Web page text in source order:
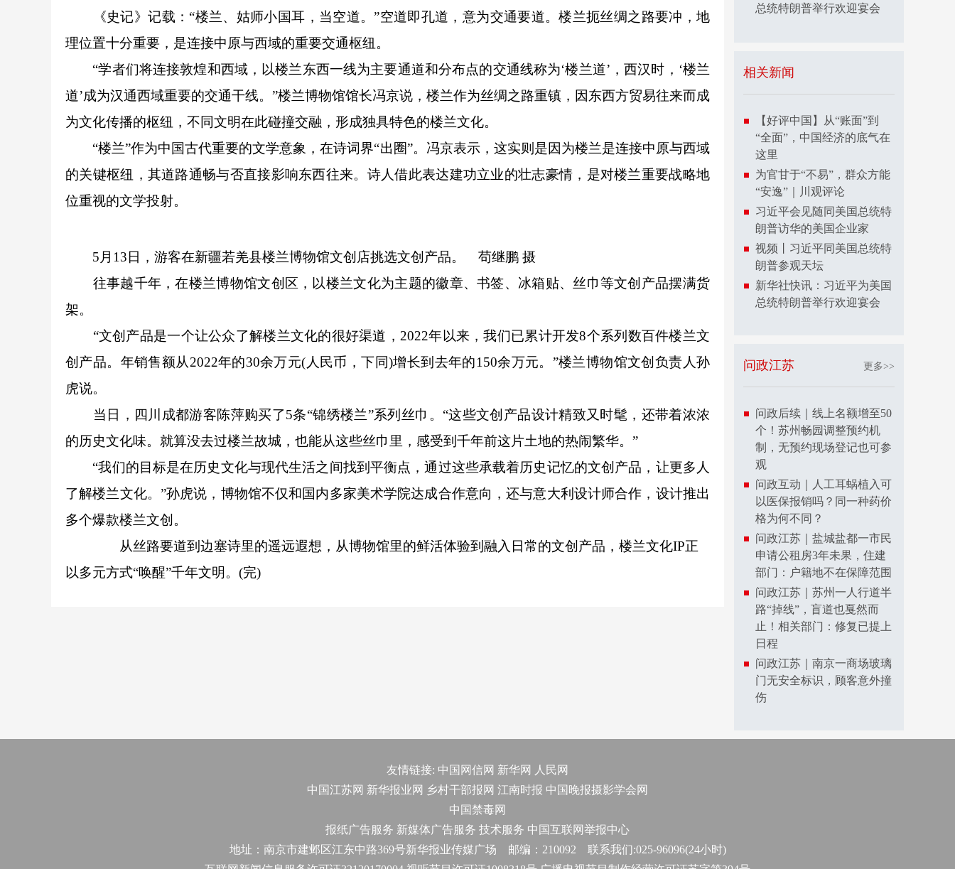
《史记》记载：“楼兰、姑师小国耳，当空道。”空道即孔道，意为交通要道。楼兰扼丝绸之路要冲，地
理位置十分重要，是连接中原与西域的重要交通枢纽。
“学者们将连接敦煌和西域，以楼兰东西一线为主要通道和分布点的交通线称为‘楼兰道’，西汉时，‘楼兰
道’成为汉通西域重要的交通干线。”楼兰博物馆馆长冯京说，楼兰作为丝绸之路重镇，因东西方贸易往来而成
为文化传播的枢纽，不同文明在此碰撞交融，形成独具特色的楼兰文化。
“楼兰”作为中国古代重要的文学意象，在诗词界“出圈”。冯京表示，这实则是因为楼兰是连接中原与西域
的关键枢纽，其道路通畅与否直接影响东西往来。诗人借此表达建功立业的壮志豪情，是对楼兰重要战略地
位重视的文学投射。
5月13日，游客在新疆若羌县楼兰博物馆文创店挑选文创产品。 苟继鹏 摄
往事越千年，在楼兰博物馆文创区，以楼兰文化为主题的徽章、书签、冰箱贴、丝巾等文创产品摆满货
架。
“文创产品是一个让公众了解楼兰文化的很好渠道，2022年以来，我们已累计开发8个系列数百件楼兰文
创产品。年销售额从2022年的30余万元(人民币，下同)增长到去年的150余万元。”楼兰博物馆文创负责人孙
虎说。
当日，四川成都游客陈萍购买了5条“锦绣楼兰”系列丝巾。“这些文创产品设计精致又时髦，还带着浓浓
的历史文化味。就算没去过楼兰故城，也能从这些丝巾里，感受到千年前这片土地的热闹繁华。”
“我们的目标是在历史文化与现代生活之间找到平衡点，通过这些承载着历史记忆的文创产品，让更多人
了解楼兰文化。”孙虎说，博物馆不仅和国内多家美术学院达成合作意向，还与意大利设计师合作，设计推出
多个爆款楼兰文创。
从丝路要道到边塞诗里的遥远遐想，从博物馆里的鲜活体验到融入日常的文创产品，楼兰文化IP正
以多元方式“唤醒”千年文明。(完)
总统特朗普举行欢迎宴会
相关新闻
【好评中国】从“账面”到
“全面”，中国经济的底气在
这里
为官甘于“不易”，群众方能
“安逸”｜川观评论
习近平会见随同美国总统特
朗普访华的美国企业家
视频丨习近平同美国总统特
朗普参观天坛
新华社快讯：习近平为美国
总统特朗普举行欢迎宴会
问政江苏 更多>>
问政后续｜线上名额增至50
个！苏州畅园调整预约机
制，无预约现场登记也可参
观
问政互动｜人工耳蜗植入可
以医保报销吗？同一种药价
格为何不同？
问政江苏｜盐城盐都一市民
申请公租房3年未果，住建
部门：户籍地不在保障范围
问政江苏｜苏州一人行道半
路“掉线”，盲道也戛然而
止！相关部门：修复已提上
日程
问政江苏｜南京一商场玻璃
门无安全标识，顾客意外撞
伤
友情链接: 中国网信网 新华网
人民网
中国江苏网 新华报业网 乡村干部报网 江南时报 中国晚报摄影学会网
中国禁毒网
报纸广告服务 新媒体广告服务 技术服务 中国互联网举报中心
地址：南京市建邺区江东中路369号新华报业传媒广场 邮编：210092 联系我们:025-96096(24小时)